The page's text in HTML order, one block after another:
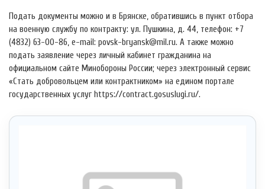
Подать документы можно и в Брянске, обратившись в пункт отбора
на военную службу по контракту: ул. Пушкина, д. 44, телефон: +7
(4832) 63-00-86, e-mail: povsk-bryansk@mil.ru. А также можно
подать заявление через личный кабинет гражданина на
официальном сайте Минобороны России; через электронный сервис
«Стать добровольцем или контрактником» на едином портале
государственных услуг https://contract.gosuslugi.ru/.